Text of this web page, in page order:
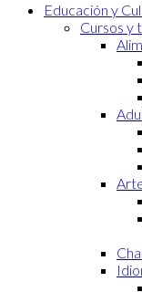
Educación y
Cursos y